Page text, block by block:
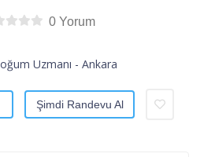
0 Yorum
Uzmanı - Ankara
Şimdi Randevu Al